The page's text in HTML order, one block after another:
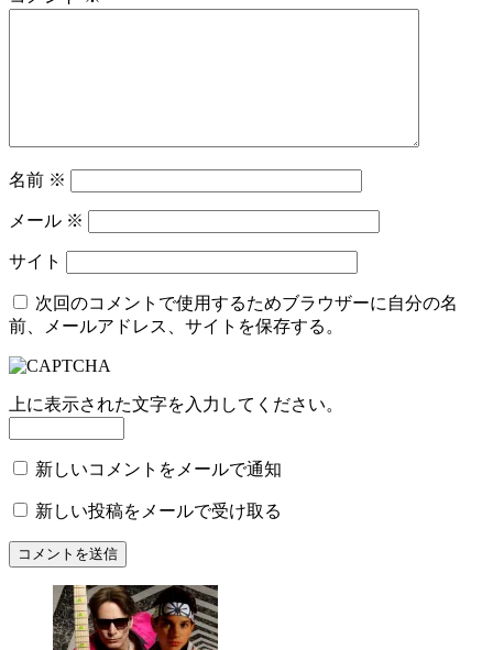
名前 ※
メール ※
サイト
次回のコメントで使用するためブラウザーに自分の名
前、メールアドレス、サイトを保存する。
上に表示された文字を入力してください。
新しいコメントをメールで通知
新しい投稿をメールで受け取る